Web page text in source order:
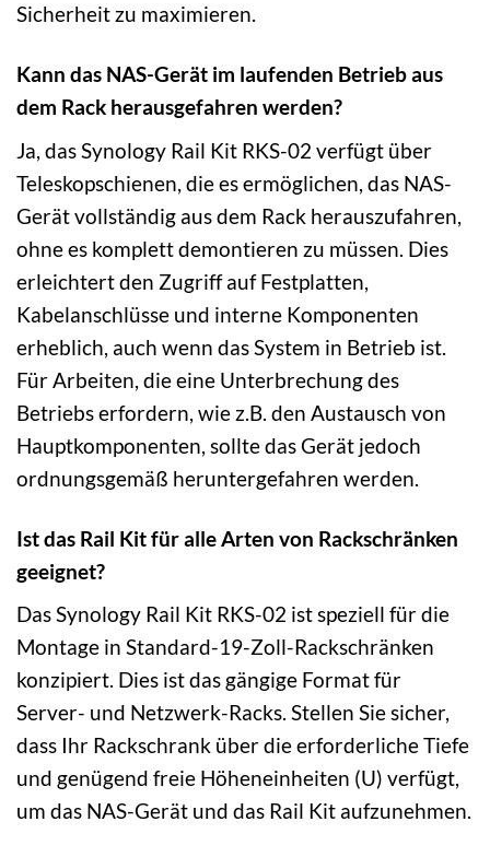
Sicherheit zu maximieren.
Kann das NAS-Gerät im laufenden Betrieb aus
dem Rack herausgefahren werden?
Ja, das Synology Rail Kit RKS-02 verfügt über
Teleskopschienen, die es ermöglichen, das NAS-
Gerät vollständig aus dem Rack herauszufahren,
ohne es komplett demontieren zu müssen. Dies
erleichtert den Zugriff auf Festplatten,
Kabelanschlüsse und interne Komponenten
erheblich, auch wenn das System in Betrieb ist.
Für Arbeiten, die eine Unterbrechung des
Betriebs erfordern, wie z.B. den Austausch von
Hauptkomponenten, sollte das Gerät jedoch
ordnungsgemäß heruntergefahren werden.
Ist das Rail Kit für alle Arten von Rackschränken
geeignet?
Das Synology Rail Kit RKS-02 ist speziell für die
Montage in Standard-19-Zoll-Rackschränken
konzipiert. Dies ist das gängige Format für
Server- und Netzwerk-Racks. Stellen Sie sicher,
dass Ihr Rackschrank über die erforderliche Tiefe
und genügend freie Höheneinheiten (U) verfügt,
um das NAS-Gerät und das Rail Kit aufzunehmen.